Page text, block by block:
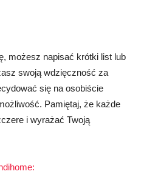
możesz napisać krótki list lub
swoją wdzięczność za
się na osobiście
Pamiętaj, że każde
i wyrażać Twoją